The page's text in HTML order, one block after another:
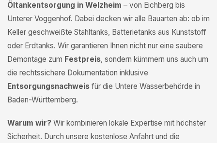
Öltankentsorgung in Welzheim – von Eichberg bis
Unterer Voggenhof. Dabei decken wir alle Bauarten ab: ob im
Keller geschweißte Stahltanks, Batterietanks aus Kunststoff
oder Erdtanks. Wir garantieren Ihnen nicht nur eine saubere
Demontage zum Festpreis, sondern kümmern uns auch um
die rechtssichere Dokumentation inklusive
Entsorgungsnachweis für die Untere Wasserbehörde in
Baden-Württemberg.
Warum wir? Wir kombinieren lokale Expertise mit höchster
Sicherheit. Durch unsere kostenlose Anfahrt und die